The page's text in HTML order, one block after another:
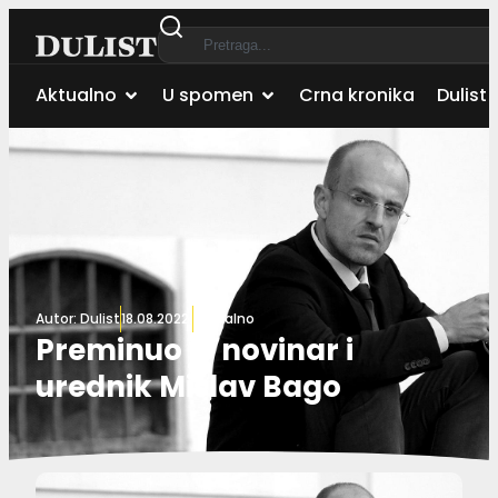
Aktualno U spomen Crna kronika Dulist
Autor: Dulist18.08.2022. Aktualno
Preminuo je novinar i
urednik Mislav Bago